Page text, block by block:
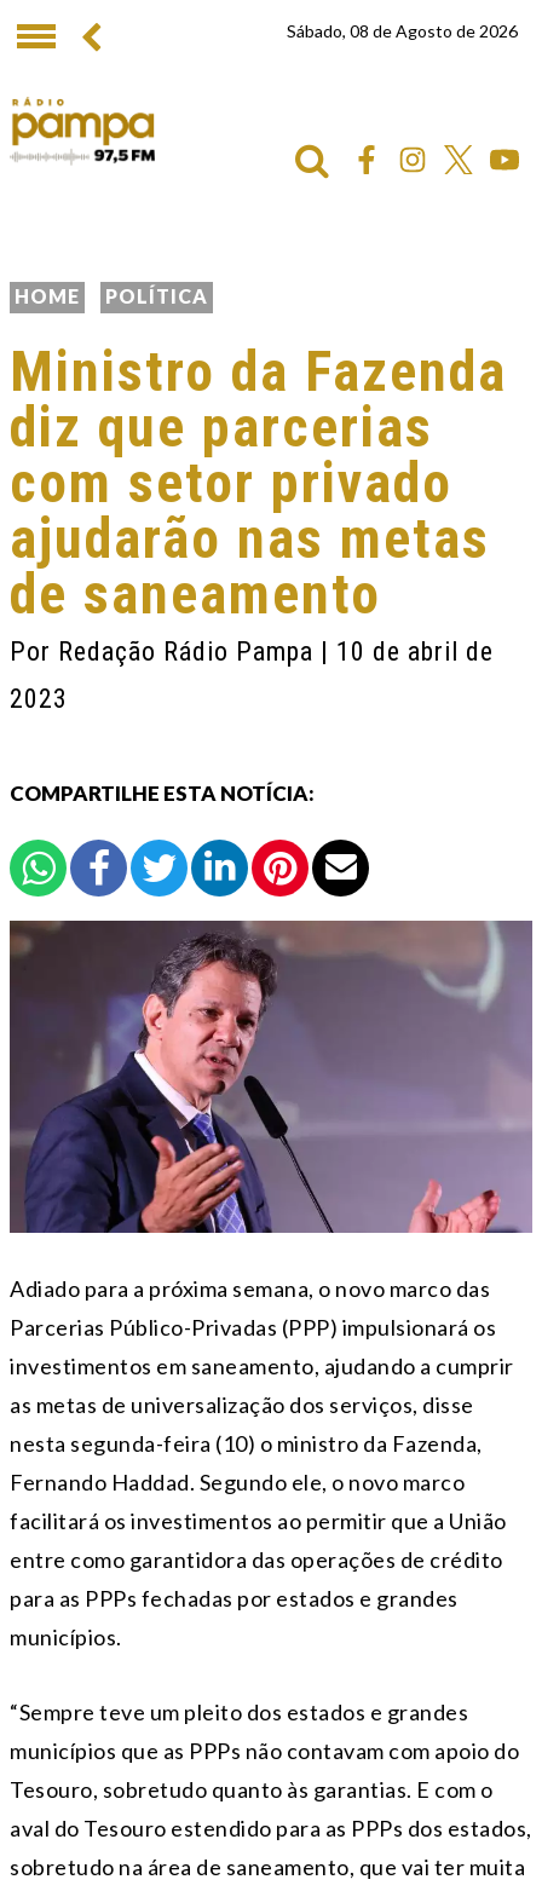
Sábado, 08 de Agosto de 2026
HOME POLÍTICA
Ministro da Fazenda
diz que parcerias
com setor privado
ajudarão nas metas
de saneamento
Por Redação Rádio Pampa | 10 de abril de
2023
COMPARTILHE ESTA NOTÍCIA:
Adiado para a próxima semana, o novo marco das
Parcerias Público-Privadas (PPP) impulsionará os
investimentos em saneamento, ajudando a cumprir
as metas de universalização dos serviços, disse
nesta segunda-feira (10) o ministro da Fazenda,
Fernando Haddad. Segundo ele, o novo marco
facilitará os investimentos ao permitir que a União
entre como garantidora das operações de crédito
para as PPPs fechadas por estados e grandes
municípios.
“Sempre teve um pleito dos estados e grandes
municípios que as PPPs não contavam com apoio do
Tesouro, sobretudo quanto às garantias. E com o
aval do Tesouro estendido para as PPPs dos estados,
sobretudo na área de saneamento, que vai ter muita